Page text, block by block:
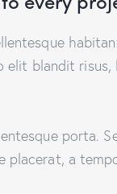
blandit
porta.
placerat, a